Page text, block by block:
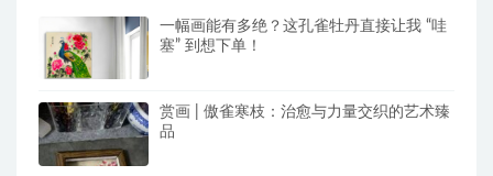
一幅画能有多绝？这孔雀牡丹直接让我 “哇
塞” 到想下单！
赏画 | 傲雀寒枝：治愈与力量交织的艺术臻
品